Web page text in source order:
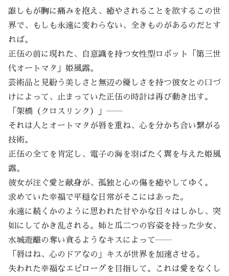
誰しもが胸に痛みを抱え、癒やされることを欲するこの世
界で、もしも永遠に変わらない、全きものがあるのだとす
れば。
正伍の前に現れた、自意識を持つ女性型ロボット「第三世
代オートマタ」姫風露。
芸術品と見紛う美しさと無辺の優しさを持つ彼女との口づ
けによって、止まっていた正伍の時計は再び動き出す。
「架橋（クロスリンク）」――
それは人とオートマタが唇を重ね、心を分かち合い繋がる
技術。
正伍の全てを肯定し、電子の海を羽ばたく翼を与えた姫風
露。
彼女が注ぐ愛と献身が、孤独と心の傷を癒やしてゆく。
求めていた幸福で平穏な日常がそこにはあった。
永遠に続くかのように思われた甘やかな日々はしかし、突
如にしてかき乱される。姉と瓜二つの容姿を持った少女、
水城遊離の奪い貪るようなキスによって――
「唇はね、心のドアなの」キスが世界を加速させる。
失われた幸福なエピローグを目指して。これは愛をなくし